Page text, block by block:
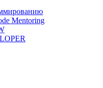
Mentoring